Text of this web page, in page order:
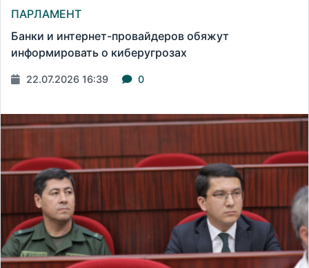
ПАРЛАМЕНТ
Банки и интернет-провайдеров обяжут
информировать о киберугрозах
22.07.2026 16:39 0